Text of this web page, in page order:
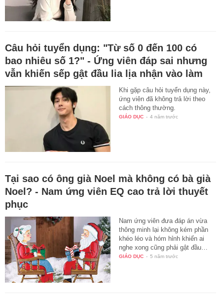
Câu hỏi tuyển dụng: "Từ số 0 đến 100 có
bao nhiêu số 1?" - Ứng viên đáp sai nhưng
vẫn khiến sếp gật đầu lia lịa nhận vào làm
Khi gặp câu hỏi tuyển dụng này,
ứng viên đã không trả lời theo
cách thông thường.
GIÁO DỤC - 4 năm trước
Tại sao có ông già Noel mà không có bà già
Noel? - Nam ứng viên EQ cao trả lời thuyết
phục
Nam ứng viên đưa đáp án vừa
thông minh lại không kém phần
khéo léo và hóm hỉnh khiến ai
nghe xong cũng phải gật đầu…
GIÁO DỤC - 5 năm trước